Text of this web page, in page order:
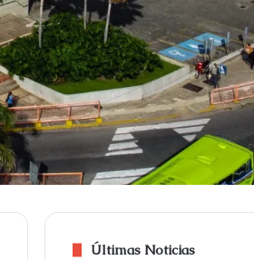
Últimas Noticias